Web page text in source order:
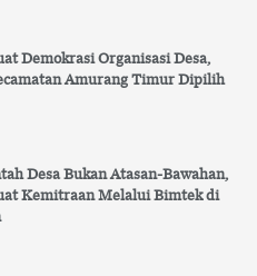
Demokrasi Organisasi Desa,
Amurang Timur Dipilih
Desa Bukan Atasan-Bawahan,
Kemitraan Melalui Bimtek di